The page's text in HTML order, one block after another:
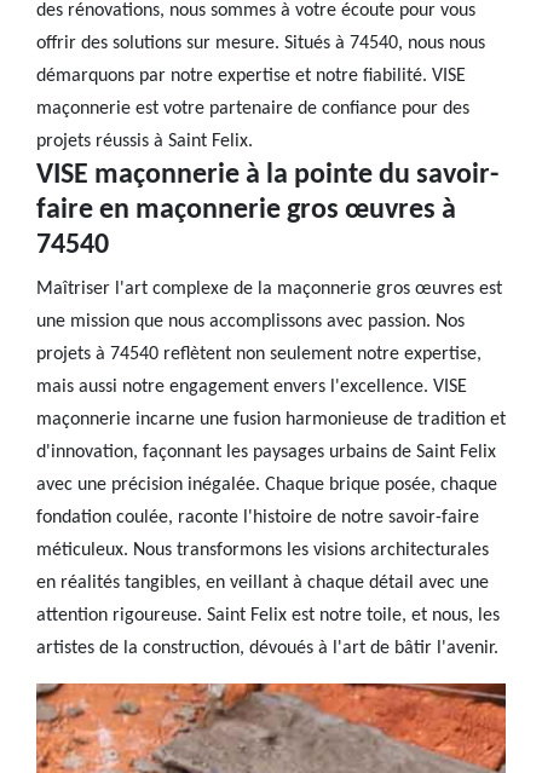
des rénovations, nous sommes à votre écoute pour vous
offrir des solutions sur mesure. Situés à 74540, nous nous
démarquons par notre expertise et notre fiabilité. VISE
maçonnerie est votre partenaire de confiance pour des
projets réussis à Saint Felix.
VISE maçonnerie à la pointe du savoir-
faire en maçonnerie gros œuvres à
74540
Maîtriser l'art complexe de la maçonnerie gros œuvres est
une mission que nous accomplissons avec passion. Nos
projets à 74540 reflètent non seulement notre expertise,
mais aussi notre engagement envers l'excellence. VISE
maçonnerie incarne une fusion harmonieuse de tradition et
d'innovation, façonnant les paysages urbains de Saint Felix
avec une précision inégalée. Chaque brique posée, chaque
fondation coulée, raconte l'histoire de notre savoir-faire
méticuleux. Nous transformons les visions architecturales
en réalités tangibles, en veillant à chaque détail avec une
attention rigoureuse. Saint Felix est notre toile, et nous, les
artistes de la construction, dévoués à l'art de bâtir l'avenir.